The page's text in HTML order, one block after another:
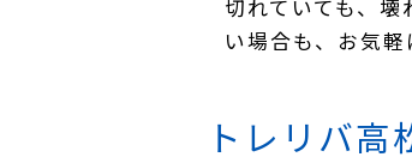
切れていても、
い場合も、お気軽
トレリバ